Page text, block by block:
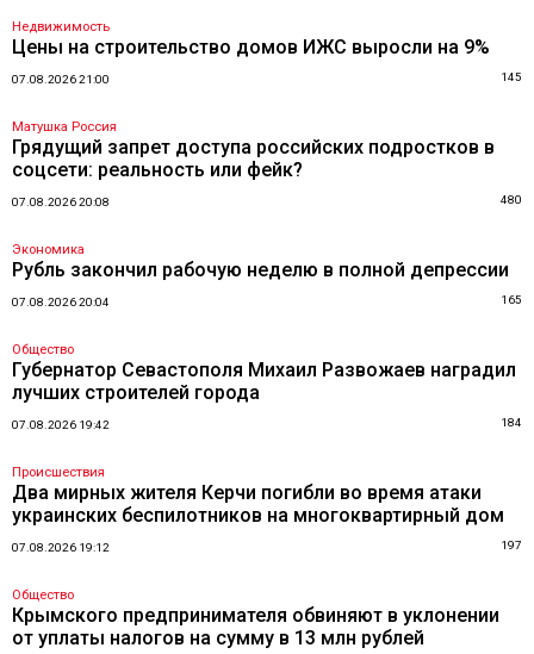
Недвижимость
Цены на строительство домов ИЖС выросли на 9%
07.08.2026 21:00 145
Матушка Россия
Грядущий запрет доступа российских подростков в
соцсети: реальность или фейк?
07.08.2026 20:08 480
Экономика
Рубль закончил рабочую неделю в полной депрессии
07.08.2026 20:04 165
Общество
Губернатор Севастополя Михаил Развожаев наградил
лучших строителей города
07.08.2026 19:42 184
Происшествия
Два мирных жителя Керчи погибли во время атаки
украинских беспилотников на многоквартирный дом
07.08.2026 19:12 197
Общество
Крымского предпринимателя обвиняют в уклонении
от уплаты налогов на сумму в 13 млн рублей